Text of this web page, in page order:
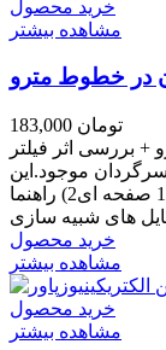
خرید محصول
مشاهده بیشتر
در خطوط مترو
183,000 تومان
بررسی اثر فیلتر
موجود.این
محصول شامل این آیتم هاست :1) گزارش 120 صفحه ای2) راهنما
خرید محصول
مشاهده بیشتر
خرید محصول
مشاهده بیشتر